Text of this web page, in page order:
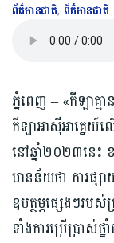
ព័ត៌មានជាតិ, ព័ត៌មានជាតិ
ភ្នំពេញ – «កីឡាគ្មា
កីឡាអាស៊ីអាគ្នេយ៍
នៅ​ឆ្នាំ២០២៣នេះ ខ
មានន័យថា ការផ្ស
ឧបត្ថម្ភផ្សេងៗរ
ទាំងការប្រើប្រាស់